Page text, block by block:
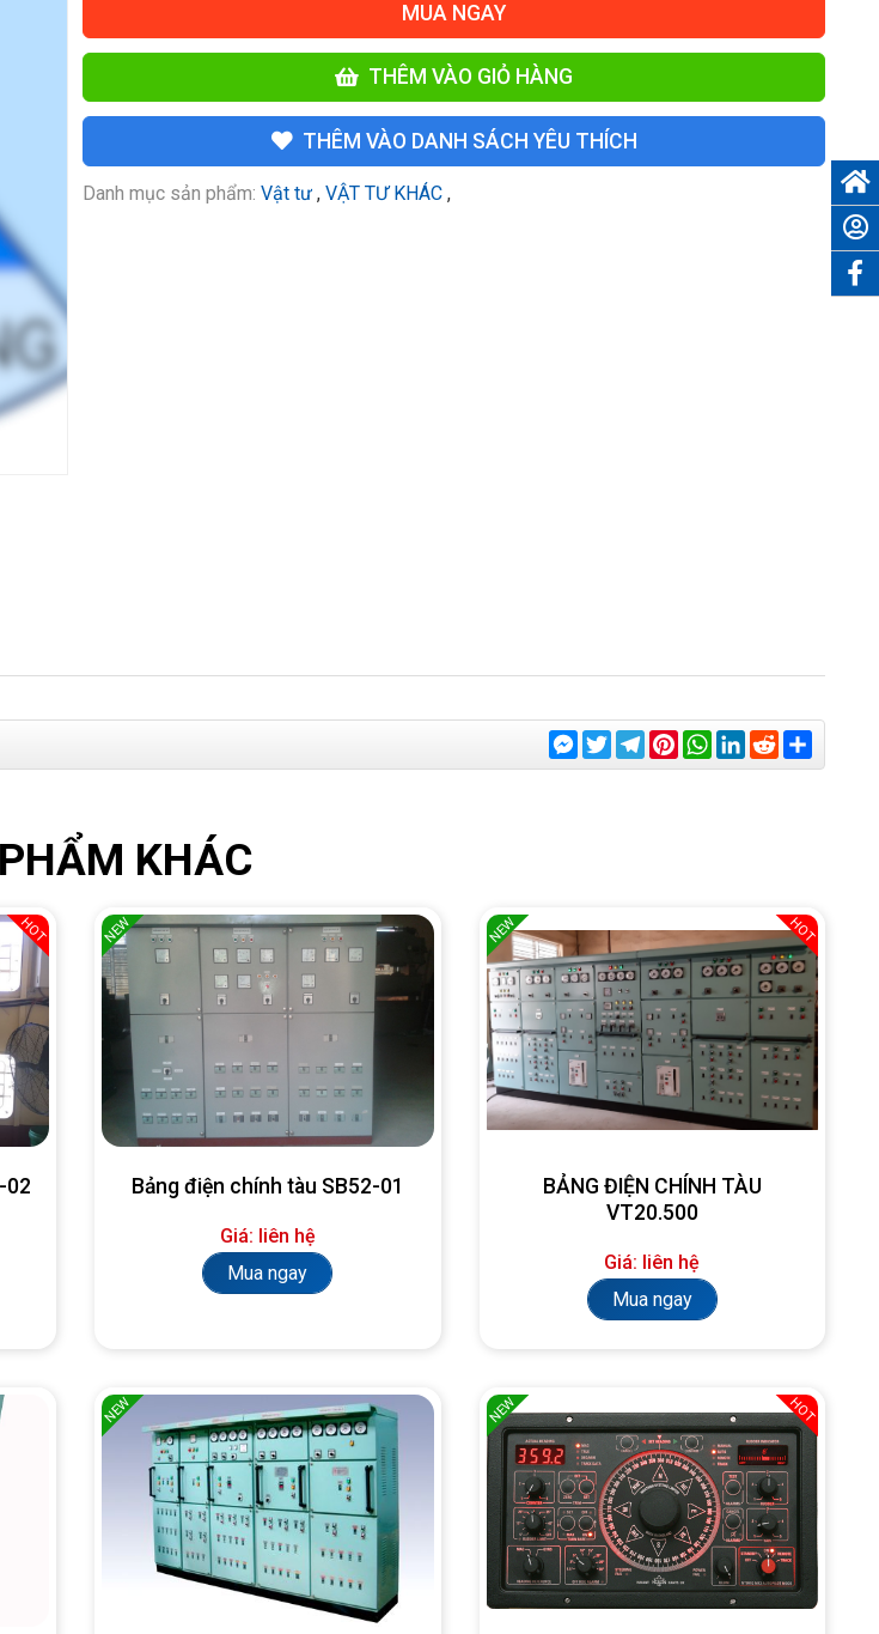
MUA NGAY
THÊM VÀO GIỎ HÀNG
THÊM VÀO DANH SÁCH YÊU THÍCH
Danh mục sản phẩm: Vật tư , VẬT TƯ KHÁC ,
Messenger
TwitterTelegram
Pinterest
WhatsApp
LinkedIn
Reddit
KHÁC
HOT
02
NEW
Bảng điện chính tàu SB52-01
Giá: liên hệ
Mua ngay
NEW HOT
BẢNG ĐIỆN CHÍNH TÀU
VT20.500
Giá: liên hệ
Mua ngay
NEW NEW HOT